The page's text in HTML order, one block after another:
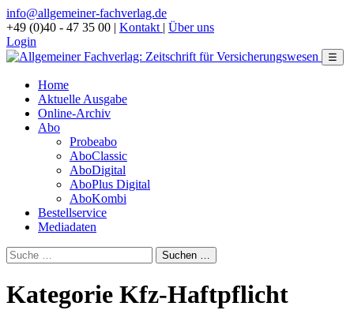
info@allgemeiner-fachverlag.de
+49 (0)40 - 47 35 00 | Kontakt | Über uns
Login
☰
Home
Aktuelle Ausgabe
Online-Archiv
Abo
Probeabo
AboClassic
AboDigital
AboPlus Digital
AboKombi
Bestellservice
Mediadaten
Kategorie Kfz-Haftpflicht